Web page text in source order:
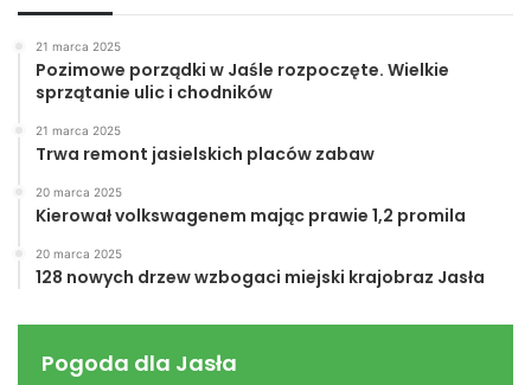
21 marca 2025
Pozimowe porządki w Jaśle rozpoczęte. Wielkie
sprzątanie ulic i chodników
21 marca 2025
Trwa remont jasielskich placów zabaw
20 marca 2025
Kierował volkswagenem mając prawie 1,2 promila
20 marca 2025
128 nowych drzew wzbogaci miejski krajobraz Jasła
Pogoda dla Jasła